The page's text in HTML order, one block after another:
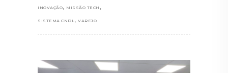
INOVAÇÃO, MISSÃO TECH ,
SISTEMA CNDL , VAREJO